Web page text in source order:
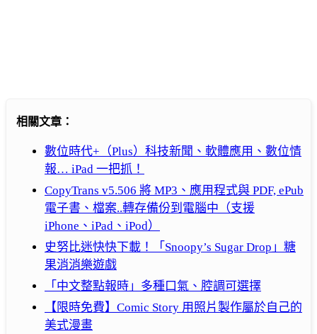
相關文章：
數位時代+（Plus）科技新聞、軟體應用、數位情
報… iPad 一把抓！
CopyTrans v5.506 將 MP3、應用程式與 PDF, ePub
電子書、檔案..轉存備份到電腦中（支援
iPhone、iPad、iPod）
史努比迷快快下載！「Snoopy’s Sugar Drop」糖
果消消樂遊戲
「中文整點報時」多種口氣、腔調可選擇
【限時免費】Comic Story 用照片製作屬於自己的
美式漫畫